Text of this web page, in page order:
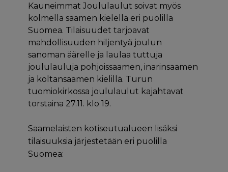
Kauneimmat Joululaulut soivat myös
kolmella saamen kielellä eri puolilla
Suomea. Tilaisuudet tarjoavat
mahdollisuuden hiljentyä joulun
sanoman äärelle ja laulaa tuttuja
joululauluja pohjoissaamen, inarinsaamen
ja koltansaamen kielillä. Turun
tuomiokirkossa joululaulut kajahtavat
torstaina 27.11. klo 19.
Saamelaisten kotiseutualueen lisäksi
tilaisuuksia järjestetään eri puolilla
Suomea: